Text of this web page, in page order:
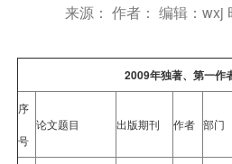
来源： 作者： 编辑：wxj
2009年独著、第一作
序
号
论文题目 出版期刊 作者 部门